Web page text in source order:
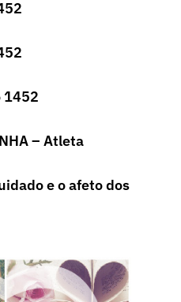
1452
– Atleta
e o afeto dos